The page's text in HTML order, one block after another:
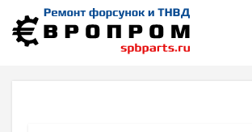
На главную Терминалы приема и отправки заказов
НОГЛИКИ (САХАЛИНСКАЯ ОБЛАСТЬ)